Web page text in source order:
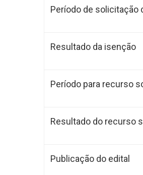
Período de solicitação
Resultado da isenção
Período para recurso
Resultado do recurso
Publicação do edital